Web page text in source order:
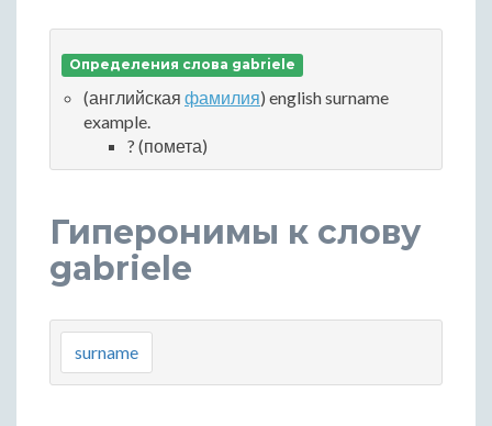
Определения слова gabriele
(английская фамилия) english surname
example.
? (помета)
Гиперонимы к слову
gabriele
surname